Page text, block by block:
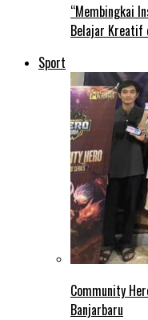
“Membingkai
Belajar Kreatif
Sport
Community
Banjarbaru